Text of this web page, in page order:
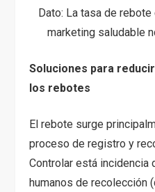
Dato: La tasa de
marketing saludable
Soluciones para
los rebotes
El rebote surge
proceso de registro y
Controlar está incidencia
humanos de recolección